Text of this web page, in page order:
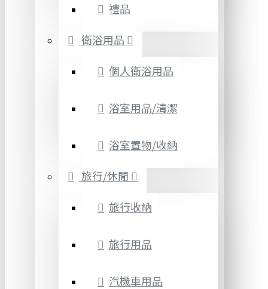
禮品
衛浴用品
個人衛浴用品
浴室用品/清潔
浴室置物/收納
旅行/休閒
旅行收納
旅行用品
汽機車用品